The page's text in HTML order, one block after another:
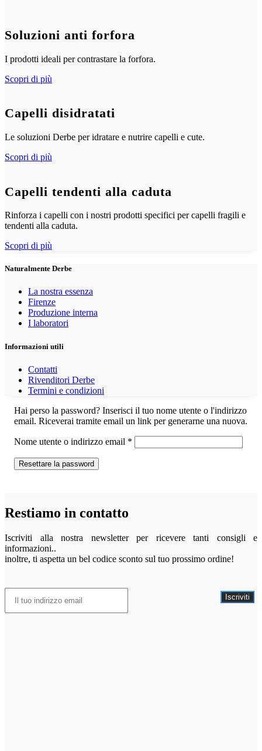
Soluzioni anti forfora
I prodotti ideali per contrastare la forfora.
Scopri di più
Capelli disidratati
Le soluzioni Derbe per idratare e nutrire capelli e cute.
Scopri di più
Capelli tendenti alla caduta
Rinforza i capelli con i nostri prodotti specifici per capelli fragili e
tendenti alla caduta.
Scopri di più
Naturalmente Derbe
La nostra essenza
Firenze
Produzione interna
I laboratori
Informazioni utili
Contatti
Rivenditori Derbe
Termini e condizioni
Hai perso la password? Inserisci il tuo nome utente o l'indirizzo
email. Riceverai tramite email un link per generarne una nuova.
Nome utente o indirizzo email *
Resettare la password
Restiamo in contatto
Iscriviti alla nostra newsletter per ricevere tanti consigli e
informazioni..
inoltre, ti aspetta un bel codice sconto sul tuo prossimo ordine!
Iscriviti